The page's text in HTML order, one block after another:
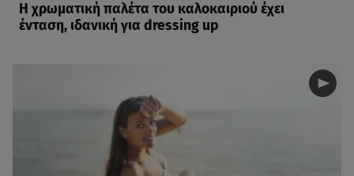
Η χρωματική παλέτα του καλοκαιριού έχει
ένταση, ιδανική για dressing up